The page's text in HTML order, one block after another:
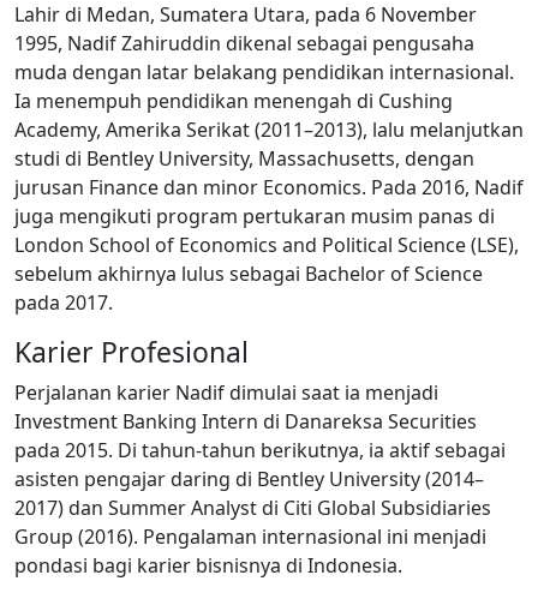
Lahir di Medan, Sumatera Utara, pada 6 November
1995, Nadif Zahiruddin dikenal sebagai pengusaha
muda dengan latar belakang pendidikan internasional.
Ia menempuh pendidikan menengah di Cushing
Academy, Amerika Serikat (2011–2013), lalu melanjutkan
studi di Bentley University, Massachusetts, dengan
jurusan Finance dan minor Economics. Pada 2016, Nadif
juga mengikuti program pertukaran musim panas di
London School of Economics and Political Science (LSE),
sebelum akhirnya lulus sebagai Bachelor of Science
pada 2017.
Karier Profesional
Perjalanan karier Nadif dimulai saat ia menjadi
Investment Banking Intern di Danareksa Securities
pada 2015. Di tahun-tahun berikutnya, ia aktif sebagai
asisten pengajar daring di Bentley University (2014–
2017) dan Summer Analyst di Citi Global Subsidiaries
Group (2016). Pengalaman internasional ini menjadi
pondasi bagi karier bisnisnya di Indonesia.